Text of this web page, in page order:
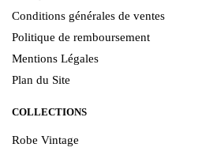
Conditions générales de ventes
Politique de remboursement
Mentions Légales
Plan du Site
COLLECTIONS
Robe Vintage